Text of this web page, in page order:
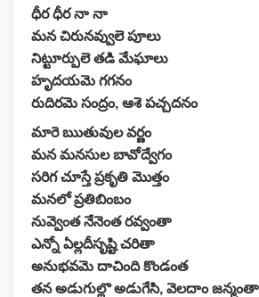
ధీర ధీర నా నా
మన చిరునవ్వులె పూలు
నిట్టూర్పులె తడి మేఘాలు
హృదయమె గగనం
రుదిరమె సంద్రం, ఆశె పచ్చదనం
మారె ఋతువుల వర్ణం
మన మనసుల బావోద్వేగం
సరిగ చూస్తే ప్రకృతి మొత్తం
మనలో ప్రతిబింబం
నువ్వెంత నేనెంత రవ్వంతా
ఎన్నో ఏల్లదీసృష్టి చరితా
అనుభవమె దాచింది కొండంత
తన అడుగుల్లొ అడుగేసి, వెలదాం జన్మంతా